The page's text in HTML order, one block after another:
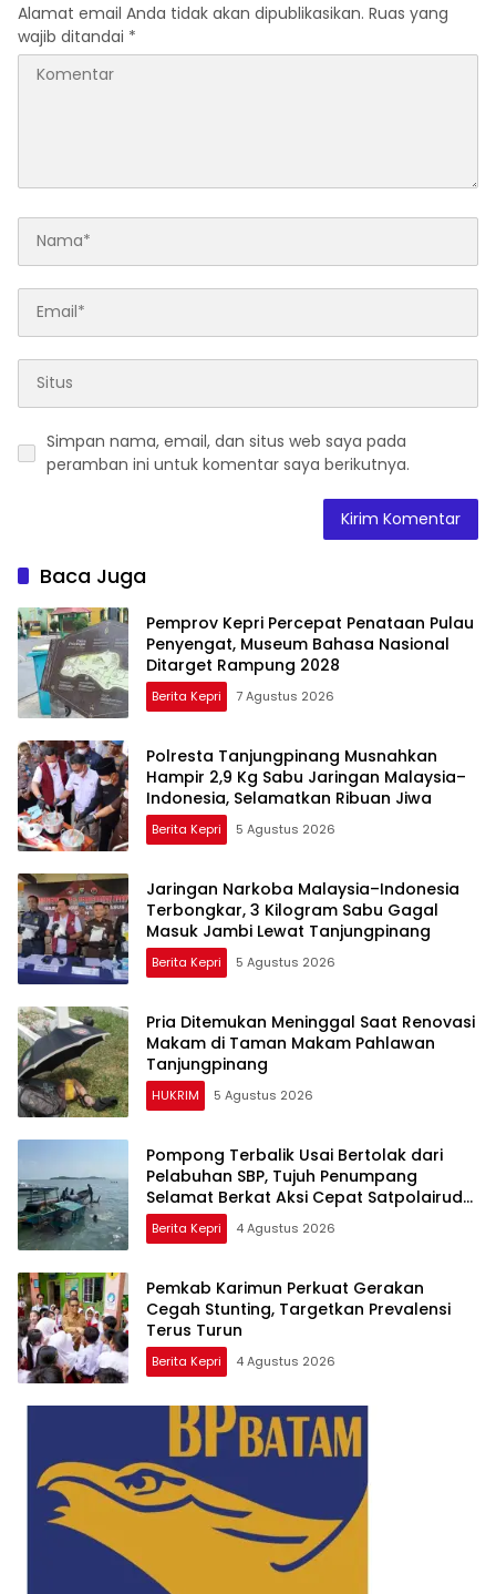
Alamat email Anda tidak akan dipublikasikan. Ruas yang
wajib ditandai *
Simpan nama, email, dan situs web saya pada
peramban ini untuk komentar saya berikutnya.
Baca Juga
Pemprov Kepri Percepat Penataan Pulau
Penyengat, Museum Bahasa Nasional
Ditarget Rampung 2028
Berita Kepri 7 Agustus 2026
Polresta Tanjungpinang Musnahkan
Hampir 2,9 Kg Sabu Jaringan Malaysia–
Indonesia, Selamatkan Ribuan Jiwa
Berita Kepri 5 Agustus 2026
Jaringan Narkoba Malaysia–Indonesia
Terbongkar, 3 Kilogram Sabu Gagal
Masuk Jambi Lewat Tanjungpinang
Berita Kepri 5 Agustus 2026
Pria Ditemukan Meninggal Saat Renovasi
Makam di Taman Makam Pahlawan
Tanjungpinang
HUKRIM 5 Agustus 2026
Pompong Terbalik Usai Bertolak dari
Pelabuhan SBP, Tujuh Penumpang
Selamat Berkat Aksi Cepat Satpolairud
dan KPLP
Berita Kepri 4 Agustus 2026
Pemkab Karimun Perkuat Gerakan
Cegah Stunting, Targetkan Prevalensi
Terus Turun
Berita Kepri 4 Agustus 2026